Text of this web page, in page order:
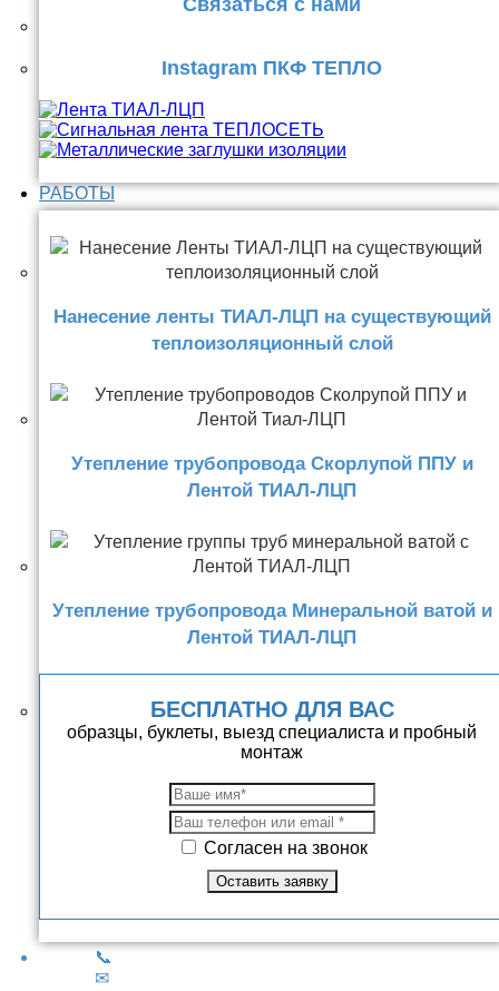
Instagram ПКФ ТЕПЛО
РАБОТЫ
Нанесение ленты ТИАЛ-ЛЦП на существующий
теплоизоляционный слой
Утепление трубопровода Скорлупой ППУ и
Лентой ТИАЛ-ЛЦП
Утепление трубопровода Минеральной ватой и
Лентой ТИАЛ-ЛЦП
БЕСПЛАТНО ДЛЯ ВАС
образцы, буклеты, выезд специалиста и пробный
монтаж
Согласен на звонок
📞
✉